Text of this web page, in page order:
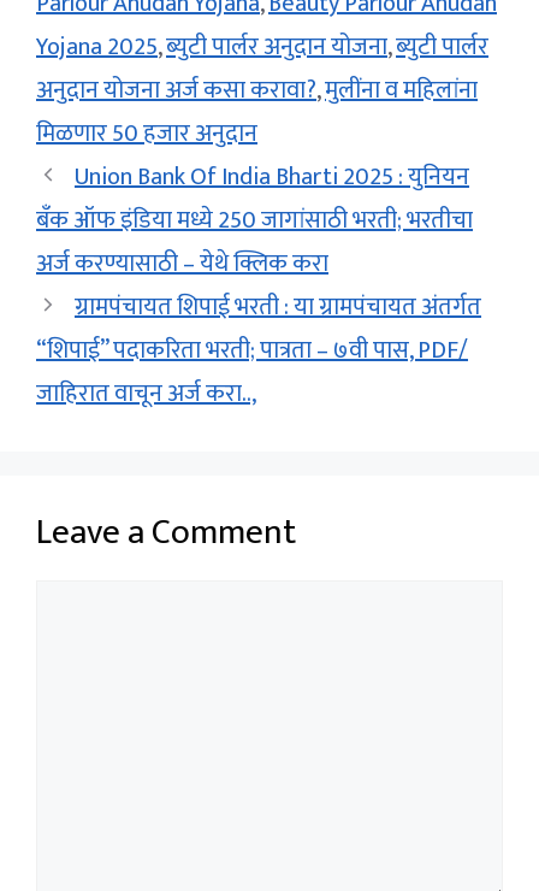
Yojana 2025,ब्युटी पार्लर अनुदान योजना,ब्युटी पार्लर
अनुदान योजना अर्ज कसा करावा?,मुलींना व महिलांना
मिळणार 50 हजार अनुदान
Union Bank Of India Bharti 2025 : युनियन
बँक ऑफ इंडिया मध्ये 250 जागांसाठी भरती; भरतीचा
अर्ज करण्यासाठी – येथे क्लिक करा
ग्रामपंचायत शिपाई भरती : या ग्रामपंचायत अंतर्गत
“शिपाई” पदाकरिता भरती; पात्रता – ७वी पास, PDF/
जाहिरात वाचून अर्ज करा..,
Leave a Comment